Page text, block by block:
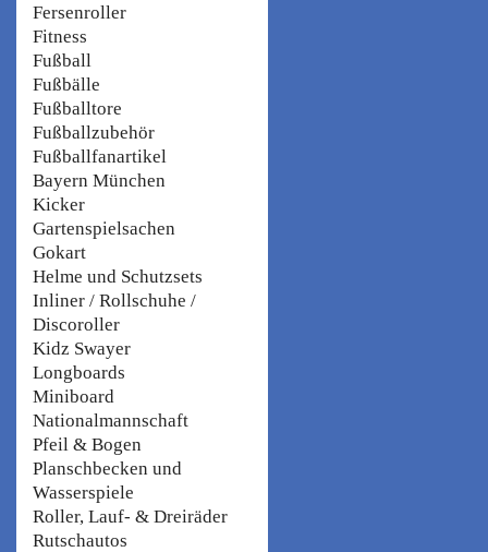
Fersenroller
Fitness
Fußball
Fußbälle
Fußballtore
Fußballzubehör
Fußballfanartikel
Bayern München
Kicker
Gartenspielsachen
Gokart
Helme und Schutzsets
Inliner / Rollschuhe /
Discoroller
Kidz Swayer
Longboards
Miniboard
Nationalmannschaft
Pfeil & Bogen
Planschbecken und
Wasserspiele
Roller, Lauf- & Dreiräder
Rutschautos